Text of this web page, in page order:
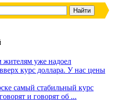
жителям уже надоел
курс доллара. У нас цены
самый стабильный курс
и говорят об ...